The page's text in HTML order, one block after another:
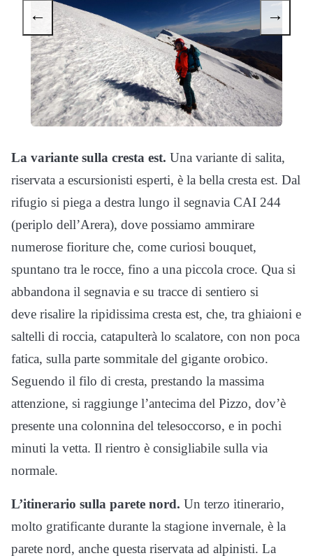
← →
La variante sulla cresta est. Una variante di salita,
riservata a escursionisti esperti, è la bella cresta est. Dal
rifugio si piega a destra lungo il segnavia CAI 244
(periplo dell’Arera), dove possiamo ammirare
numerose fioriture che, come curiosi bouquet,
spuntano tra le rocce, fino a una piccola croce. Qua si
abbandona il segnavia e su tracce di sentiero si
deve risalire la ripidissima cresta est, che, tra ghiaioni e
saltelli di roccia, catapulterà lo scalatore, con non poca
fatica, sulla parte sommitale del gigante orobico.
Seguendo il filo di cresta, prestando la massima
attenzione, si raggiunge l’antecima del Pizzo, dov’è
presente una colonnina del telesoccorso, e in pochi
minuti la vetta. Il rientro è consigliabile sulla via
normale.
L’itinerario sulla parete nord. Un terzo itinerario,
molto gratificante durante la stagione invernale, è la
parete nord, anche questa riservata ad alpinisti. La